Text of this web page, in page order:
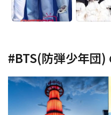
#BTS(防弾少年団)